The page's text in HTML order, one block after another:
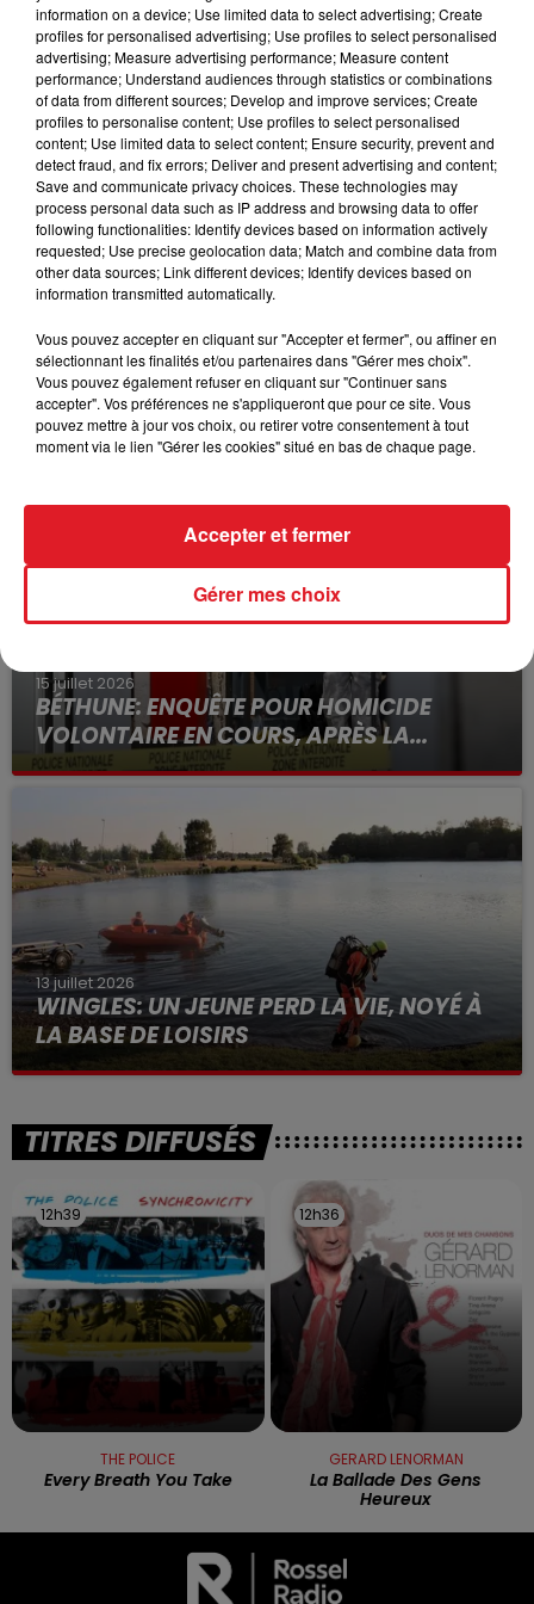
aucune restriction concernant les promenades en
forêt. Par ailleurs, les travaux prévus par des
entreprises de travaux forestiers ou des cessionnaires
sont interdits.
Un bâtiment agricole a également été détruit aussi
par un feu dans la nuit de mardi à mercredi à
Widehem, dans le montreuillois. 500 mètres carrés
d’un bâtiment contenant 300 balles de foin et un
engin agricole ont été détruits.
FIL D'ACTUS
15 juillet 2026
BÉTHUNE: ENQUÊTE POUR HOMICIDE
VOLONTAIRE EN COURS, APRÈS LA...
Selon les premiers éléments, le logement servait
13 juillet 2026
WINGLES: UN JEUNE PERD LA VIE, NOYÉ À
LA BASE DE LOISIRS
La victime a coulé à pic
TITRES DIFFUSÉS
12h39
12h39
THE POLICE
Every Breath You Take
12h36
12h36
GERARD LENORMAN
La Ballade Des Gens
Heureux
information on a device; Use limited data to select advertising; Create
profiles for personalised advertising; Use profiles to select personalised
advertising; Measure advertising performance; Measure content
performance; Understand audiences through statistics or combinations
of data from different sources; Develop and improve services; Create
profiles to personalise content; Use profiles to select personalised
content; Use limited data to select content; Ensure security, prevent and
detect fraud, and fix errors; Deliver and present advertising and content;
Save and communicate privacy choices. These technologies may
process personal data such as IP address and browsing data to offer
following functionalities: Identify devices based on information actively
requested; Use precise geolocation data; Match and combine data from
other data sources; Link different devices; Identify devices based on
information transmitted automatically.
Vous pouvez accepter en cliquant sur "Accepter et fermer", ou affiner en
sélectionnant les finalités et/ou partenaires dans "Gérer mes choix".
Vous pouvez également refuser en cliquant sur "Continuer sans
accepter". Vos préférences ne s'appliqueront que pour ce site. Vous
pouvez mettre à jour vos choix, ou retirer votre consentement à tout
moment via le lien "Gérer les cookies" situé en bas de chaque page.
Gérer mes choix
Accepter et fermer